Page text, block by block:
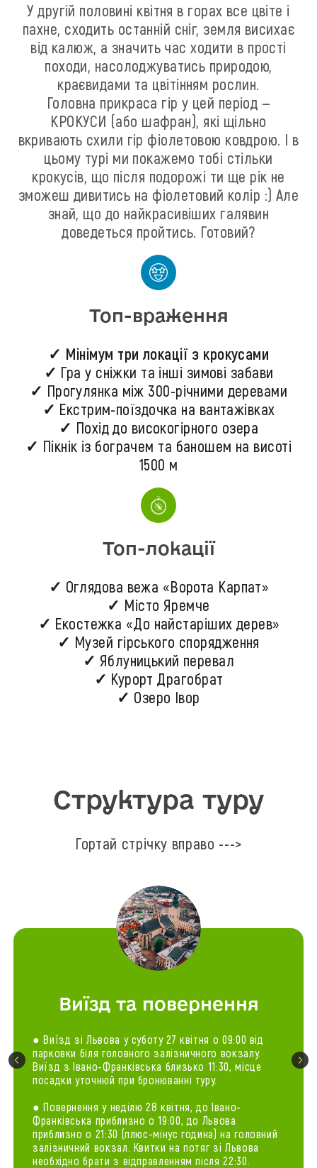
У другій половині квітня в горах все цвіте і
пахне, сходить останній сніг, земля висихає
від калюж, а значить час ходити в прості
походи, насолоджуватись природою,
краєвидами та цвітінням рослин.
Головна прикраса гір у цей період —
КРОКУСИ (або шафран), які щільно
вкривають схили гір фіолетовою ковдрою. І в
цьому турі ми покажемо тобі стільки
крокусів, що після подорожі ти ще рік не
зможеш дивитись на фіолетовий колір :) Але
знай, що до найкрасивіших галявин
доведеться пройтись. Готовий?
Топ-враження
✓ Мінімум три локації з крокусами
✓ Гра у сніжки та інші зимові забави
✓ Прогулянка між 300-річними деревами
✓ Екстрим-поїздочка на вантажівках
✓ Похід до високогірного озера
✓ Пікнік із бограчем та баношем на висоті
1500 м
Топ-локації
✓ Оглядова вежа «Ворота Карпат»
✓ Місто Яремче
✓ Екостежка «До найстаріших дерев»
✓ Музей гірського спорядження
✓ Яблуницький перевал
✓ Курорт Драгобрат
✓ Озеро Івор
Структура туру
Гортай стрічку вправо --->
Виїзд та повернення
● Виїзд зі Львова у суботу 27 квітня о 09:00 від
парковки біля головного залізничного вокзалу.
Виїзд з Івано-Франківська близько 11:30, місце
посадки уточнюй при бронюванні туру.
● Повернення у неділю 28 квітня, до Івано-
Франківська приблизно о 19:00, до Львова
приблизно о 21:30 (плюс-мінус година) на головний
залізничний вокзал. Квитки на потяг зі Львова
необхідно брати з відправленням після 22:30.